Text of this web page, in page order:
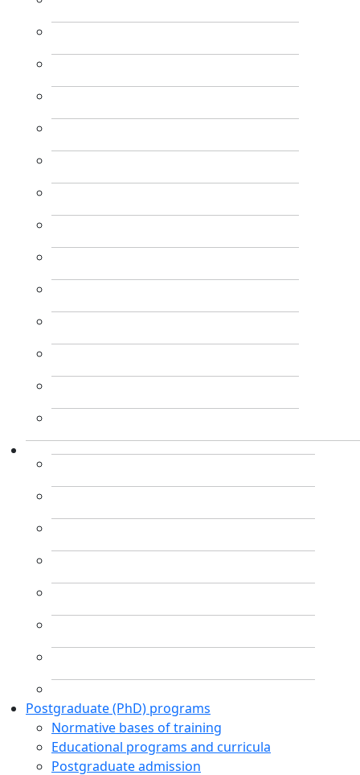
Postgraduate (PhD) programs
Normative bases of training
Educational programs and curricula
Postgraduate admission